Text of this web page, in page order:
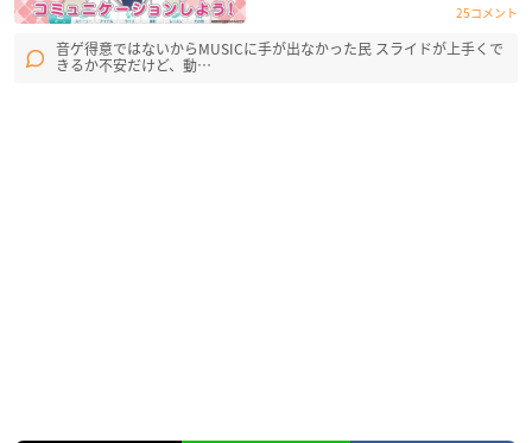
25コメント
音ゲ得意ではないからMUSICに手が出なかった民 スライドが上手くで
きるか不安だけど、動…